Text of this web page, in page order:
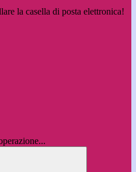
la casella di posta elettronica!